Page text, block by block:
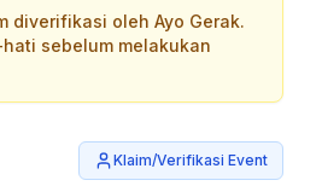
diverifikasi oleh Ayo Gerak.
sebelum melakukan
Klaim/Verifikasi Event